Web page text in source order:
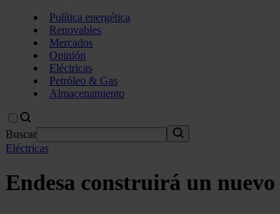
Política energética
Renovables
Mercados
Opinión
Eléctricas
Petróleo & Gas
Almacenamiento
Buscar
Eléctricas
Endesa construirá un